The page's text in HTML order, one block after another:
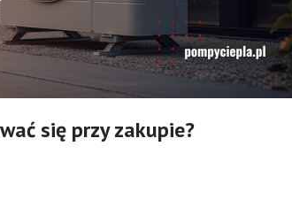
się przy zakupie?